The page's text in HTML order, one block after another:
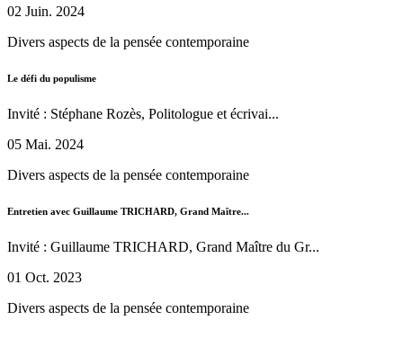
02 Juin. 2024
Divers aspects de la pensée contemporaine
Le défi du populisme
Invité : Stéphane Rozès, Politologue et écrivai...
05 Mai. 2024
Divers aspects de la pensée contemporaine
Entretien avec Guillaume TRICHARD, Grand Maître...
Invité : Guillaume TRICHARD, Grand Maître du Gr...
01 Oct. 2023
Divers aspects de la pensée contemporaine